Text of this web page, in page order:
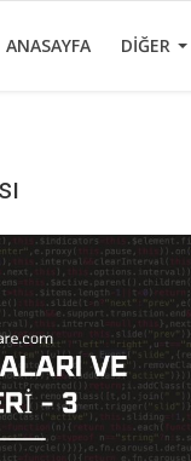
ANASAYFA DIĞER